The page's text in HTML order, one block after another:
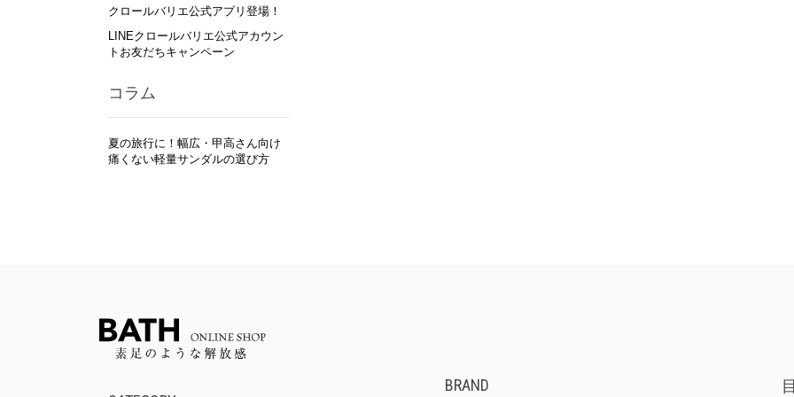
クロールバリエ公式アプリ登場！
LINEクロールバリエ公式アカウン
トお友だちキャンペーン
コラム
夏の旅行に！幅広・甲高さん向け
痛くない軽量サンダルの選び方
BRAND